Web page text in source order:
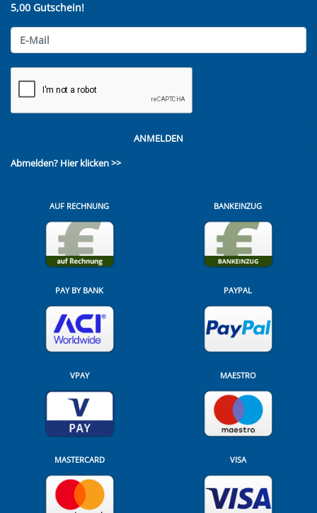
5,00 Gutschein!
ANMELDEN
Abmelden? Hier klicken >>
AUF RECHNUNG BANKEINZUG
PAY BY BANK PAYPAL
VPAY MAESTRO
MASTERCARD VISA